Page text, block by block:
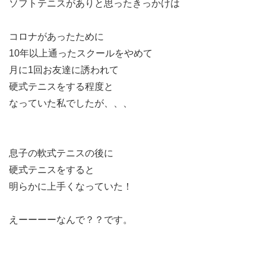
ソフトテニスがありと思ったきっかけは
コロナがあったために
10年以上通ったスクールをやめて
月に1回お友達に誘われて
硬式テニスをする程度と
なっていた私でしたが、、、
息子の軟式テニスの後に
硬式テニスをすると
明らかに上手くなっていた！
えーーーーなんで？？です。